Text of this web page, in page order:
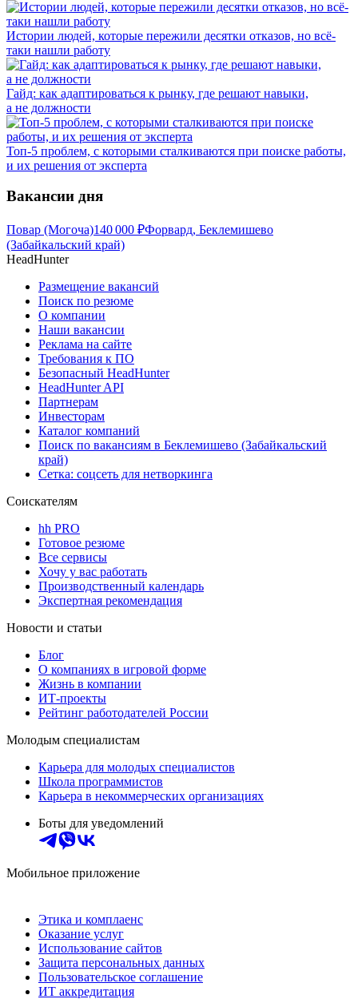
Истории людей, которые пережили десятки отказов, но всё-
таки нашли работу
Гайд: как адаптироваться к рынку, где решают навыки,
а не должности
Топ-5 проблем, с которыми сталкиваются при поиске работы,
и их решения от эксперта
Вакансии дня
Повар (Могоча)140 000 ₽Форвард, Беклемишево
(Забайкальский край)
HeadHunter
Размещение вакансий
Поиск по резюме
О компании
Наши вакансии
Реклама на сайте
Требования к ПО
Безопасный HeadHunter
HeadHunter API
Партнерам
Инвесторам
Каталог компаний
Поиск по вакансиям в Беклемишево (Забайкальский
край)
Сетка: соцсеть для нетворкинга
Соискателям
hh PRO
Готовое резюме
Все сервисы
Хочу у вас работать
Производственный календарь
Экспертная рекомендация
Новости и статьи
Блог
О компаниях в игровой форме
Жизнь в компании
ИТ-проекты
Рейтинг работодателей России
Молодым специалистам
Карьера для молодых специалистов
Школа программистов
Карьера в некоммерческих организациях
Боты для уведомлений
Мобильное приложение
Этика и комплаенс
Оказание услуг
Использование сайтов
Защита персональных данных
Пользовательское соглашение
ИТ аккредитация